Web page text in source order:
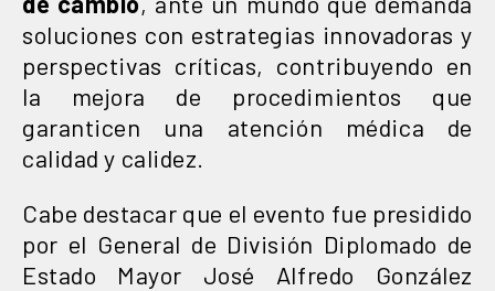
soluciones con estrategias innovadoras y
perspectivas críticas, contribuyendo en
la mejora de procedimientos que
garanticen una atención médica de
calidad y calidez.
Cabe destacar que el evento fue presidido
por el General de División Diplomado de
Estado Mayor José Alfredo González